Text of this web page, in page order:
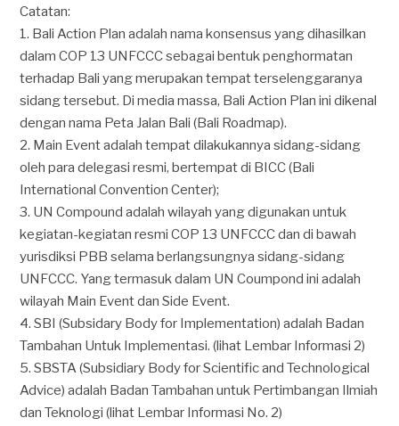
Catatan:
1. Bali Action Plan adalah nama konsensus yang dihasilkan
dalam COP 13 UNFCCC sebagai bentuk penghormatan
terhadap Bali yang merupakan tempat terselenggaranya
sidang tersebut. Di media massa, Bali Action Plan ini dikenal
dengan nama Peta Jalan Bali (Bali Roadmap).
2. Main Event adalah tempat dilakukannya sidang-sidang
oleh para delegasi resmi, bertempat di BICC (Bali
International Convention Center);
3. UN Compound adalah wilayah yang digunakan untuk
kegiatan-kegiatan resmi COP 13 UNFCCC dan di bawah
yurisdiksi PBB selama berlangsungnya sidang-sidang
UNFCCC. Yang termasuk dalam UN Coumpond ini adalah
wilayah Main Event dan Side Event.
4. SBI (Subsidary Body for Implementation) adalah Badan
Tambahan Untuk Implementasi. (lihat Lembar Informasi 2)
5. SBSTA (Subsidiary Body for Scientific and Technological
Advice) adalah Badan Tambahan untuk Pertimbangan Ilmiah
dan Teknologi (lihat Lembar Informasi No. 2)